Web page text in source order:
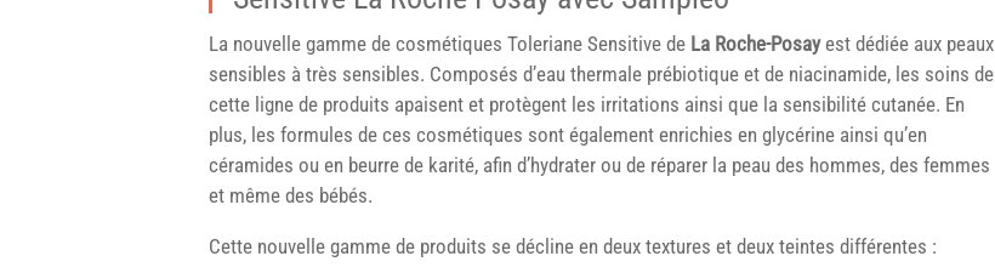
La nouvelle gamme de cosmétiques Toleriane Sensitive de La Roche-Posayest dédiée aux peaux
sensibles à très sensibles. Composés d’eau thermale prébiotique et de niacinamide, les soins de
cette ligne de produits apaisent et protègent les irritations ainsi que la sensibilité cutanée. En
plus, les formules de ces cosmétiques sont également enrichies en glycérine ainsi qu’en
céramides ou en beurre de karité, afin d’hydrater ou de réparer la peau des hommes, des femmes
et même des bébés.
Cette nouvelle gamme de produits se décline en deux textures et deux teintes différentes :